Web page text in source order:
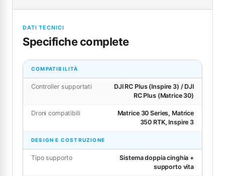
DATI TECNICI
Specifiche complete
COMPATIBILITÀ
Controller supportati
DJI RC Plus (Inspire 3) / DJI
RC Plus (Matrice 30)
Droni compatibili
Matrice 30 Series, Matrice
350 RTK, Inspire 3
DESIGN E COSTRUZIONE
Tipo supporto
Sistema doppia cinghia +
supporto vita